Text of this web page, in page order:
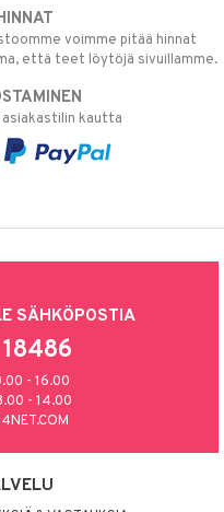
voimme pitää hinnat
että teet löytöjä sivuillamme.
kautta
SÄHKÖPOSTIA
- 16.00
- 14.00